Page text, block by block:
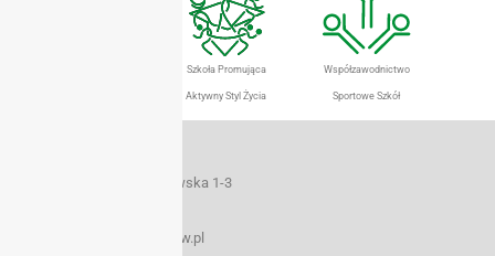
Szkoła Promująca
Aktywny Styl Życia
Współzawodnictwo
Sportowe Szkół
50-259 Wrocław ul. Borowska 1-3
e-mail: szs@sport.wroclaw.pl